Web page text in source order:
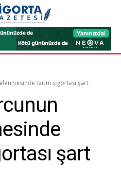
tarım sigortası şart
şart